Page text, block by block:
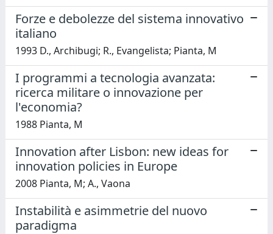
Forze e debolezze del sistema innovativo
italiano
1993 D., Archibugi; R., Evangelista; Pianta, M
I programmi a tecnologia avanzata:
ricerca militare o innovazione per
l'economia?
1988 Pianta, M
Innovation after Lisbon: new ideas for
innovation policies in Europe
2008 Pianta, M; A., Vaona
Instabilità e asimmetrie del nuovo
paradigma